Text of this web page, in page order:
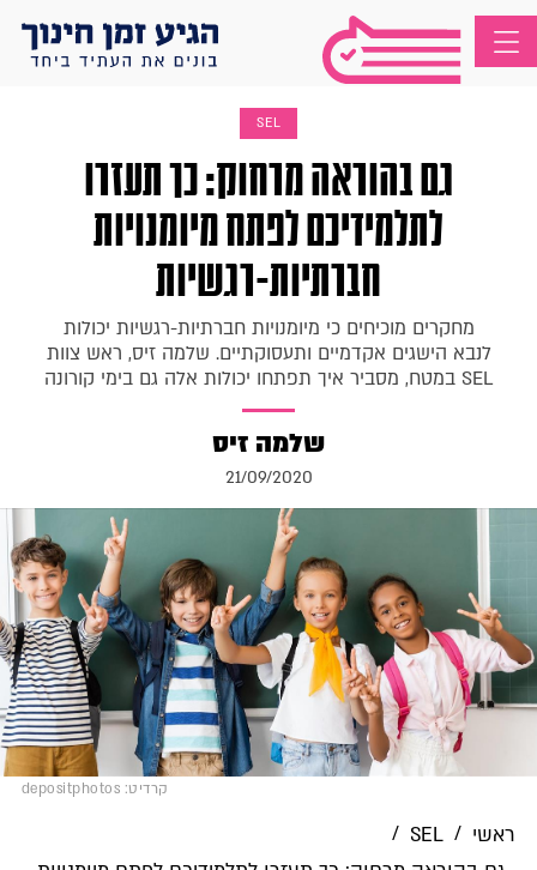
SEL
גם בהוראה מרחוק: כך תעזרו
לתלמידיכם לפתח מיומנויות
חברתיות-רגשיות
מחקרים מוכיחים כי מיומנויות חברתיות-רגשיות יכולות
לנבא הישגים אקדמיים ותעסוקתיים. שלמה זיס, ראש צוות
SEL במטח, מסביר איך תפתחו יכולות אלה גם בימי קורונה
שלמה זיס
21/09/2020
קרדיט: depositphotos
ראשי /
SEL
/